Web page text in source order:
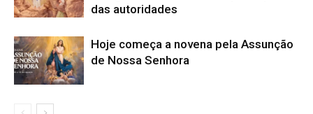
das autoridades
Hoje começa a novena pela Assunção
de Nossa Senhora